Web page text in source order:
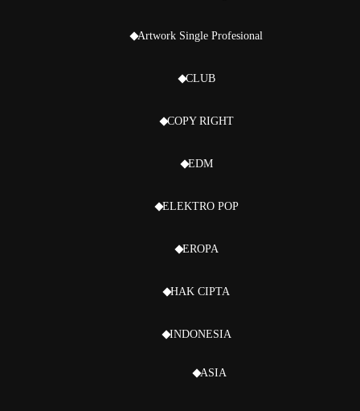
Artwork Single Profesional
CLUB
COPY RIGHT
EDM
ELEKTRO POP
EROPA
HAK CIPTA
INDONESIA
ASIA